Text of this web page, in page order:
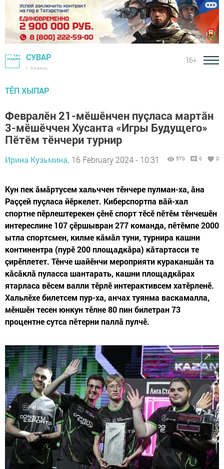
СУВАР
г. Казань
16+
ТӖП ХЫПАР
Февралӗн 21-мӗшӗнчен пуçласа мартăн
3-мӗшӗччен Хусанта «Игры Будущего»
Пӗтӗм тӗнчери турнир
Ирина Кузьмина, 16 February 2024 - 10:31 570 0 0
Кун пек ăмăртусем хальччен тӗнчере пулман-ха, ăна
Раççей пуçласа йӗркелет. Киберспортпа вăй-хал
спортне пӗрлештерекен çӗнӗ спорт тӗсӗ пӗтӗм тӗнчешӗн
интереслине 107 çӗршывран 277 команда, пӗтӗмпе 2000
ытла спортсмен, килме кăмăл туни, турнира кашни
континентра (пурӗ 200 площадкăра) кăтартасси те
çирӗплетет. Тӗнче шайӗнчи мероприяти кураканшăн та
кăсăклă пуласса шантарать, кашни площадкăрах
ятарласа вӗсем валли тӗрлӗ интерактивсем хатӗрленӗ.
Хальлӗхе билетсем пур-ха, анчах туянма васкамалла,
мӗншӗн тесен юнкун тӗлне 80 пин билетран 73
процентне сутса пӗтерни паллă пулчӗ.